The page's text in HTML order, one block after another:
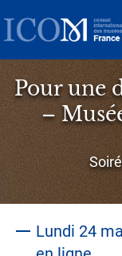
au
contenu
principal
Pour une
–
Sous-
Lundi 24